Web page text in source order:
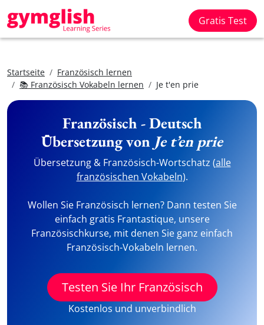
Gratis Test
Startseite
Französisch lernen
📚 Französisch Vokabeln lernen
Je t'en prie
Französisch - Deutsch
Übersetzung von Je t’en prie
Übersetzung & Französisch-Wortschatz (alle
französischen Vokabeln).
Wollen Sie Französisch lernen? Dann testen Sie
einfach gratis Frantastique, unsere
Französischkurse, mit denen Sie ganz einfach
Französisch-Vokabeln lernen.
Testen Sie Ihr Französisch
Kostenlos und unverbindlich